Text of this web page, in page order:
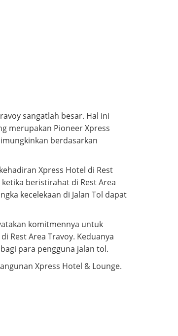
sangatlah besar. Hal ini
merupakan Pioneer Xpress
berdasarkan
Xpress Hotel di Rest
beristirahat di Rest Area
kecelekaan di Jalan Tol dapat
komitmennya untuk
Rest Area Travoy. Keduanya
para pengguna jalan tol.
Xpress Hotel & Lounge.